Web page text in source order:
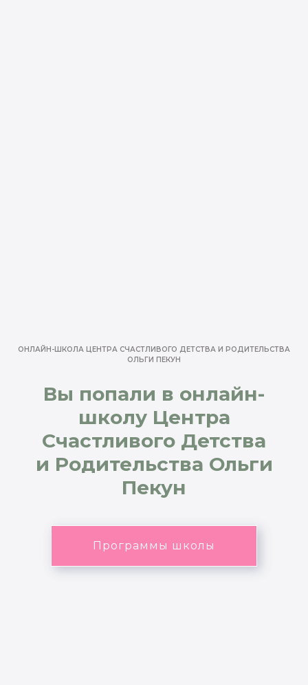
ОНЛАЙН-ШКОЛА ЦЕНТРА СЧАСТЛИВОГО ДЕТСТВА И РОДИТЕЛЬСТВА
ОЛЬГИ ПЕКУН
Вы попали в онлайн-
школу Центра
Счастливого Детства
и Родительства Ольги
Пекун
Программы школы